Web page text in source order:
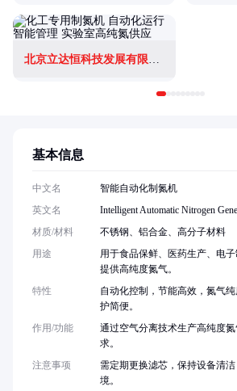
基本信息
中文名
智能自动化制氮机
英文名
Intelligent Automatic Nitrogen
材质/材料
不锈钢、铝合金、高分子材料
用途
用于食品保鲜、医药生产、电子
提供高纯度氮气。
特性
自动化控制，节能高效，氮气
护简便。
作用/功能
通过空气分离技术生产高纯度
求。
注意事项
需定期更换滤芯，保持设备清
境。